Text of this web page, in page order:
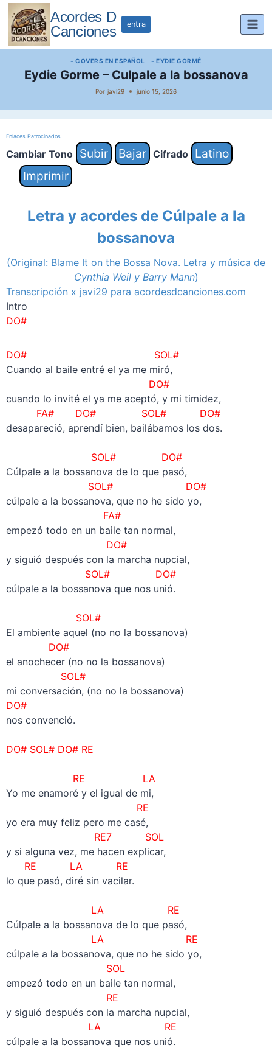
Saltar
contenido
Acordes D
Canciones
entra
- COVERS EN ESPAÑOL |- EYDIE GORMÉ
Eydie Gorme – Culpale a la bossanova
Por javi29 junio 15, 2026
Enlaces Patrocinados
Cambiar Tono Subir Bajar Cifrado
Latino
Imprimir
Letra y acordes de Cúlpale a la
bossanova
(Original: Blame It on the Bossa Nova. Letra y música de
Cynthia Weil y Barry Mann)
Transcripción x javi29 para acordesdcanciones.com
Intro
DO#
DO# SOL#
Cuando al baile entré el ya me miró,
DO#
cuando lo invité el ya me aceptó, y mi timidez,
FA# DO# SOL# DO#
desapareció, aprendí bien, bailábamos los dos.
SOL# DO#
Cúlpale a la bossanova de lo que pasó,
SOL# DO#
cúlpale a la bossanova, que no he sido yo,
FA#
empezó todo en un baile tan normal,
DO#
y siguió después con la marcha nupcial,
SOL# DO#
cúlpale a la bossanova que nos unió.
SOL#
El ambiente aquel (no no la bossanova)
DO#
el anochecer (no no la bossanova)
SOL#
mi conversación, (no no la bossanova)
DO#
nos convenció.
DO# SOL# DO# RE
RE LA
Yo me enamoré y el igual de mi,
RE
yo era muy feliz pero me casé,
RE7 SOL
y si alguna vez, me hacen explicar,
RE LA RE
lo que pasó, diré sin vacilar.
LA RE
Cúlpale a la bossanova de lo que pasó,
LA RE
cúlpale a la bossanova, que no he sido yo,
SOL
empezó todo en un baile tan normal,
RE
y siguió después con la marcha nupcial,
LA RE
cúlpale a la bossanova que nos unió.